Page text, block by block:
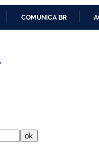
COMUNICA BR